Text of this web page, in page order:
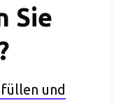
Sie
und